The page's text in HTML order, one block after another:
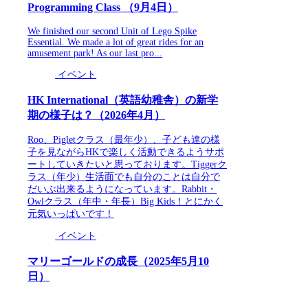
Programming Class （9月4日）
We finished our second Unit of Lego Spike
Essential. We made a lot of great rides for an
amusement park! As our last pro...
イベント
HK International（英語幼稚舎）の新学
期の様子は？（2026年4月）
Roo、Pigletクラス（最年少）、子ども達の様
子を見ながらHKで楽しく活動できるようサポ
ートしていきたいと思っております。Tiggerク
ラス（年少）生活面でも自分のことは自分で
だいぶ出来るようになっています。Rabbit・
Owlクラス（年中・年長）Big Kids！とにかく
元気いっぱいです！
イベント
マリーゴールドの成長（2025年5月10
日）